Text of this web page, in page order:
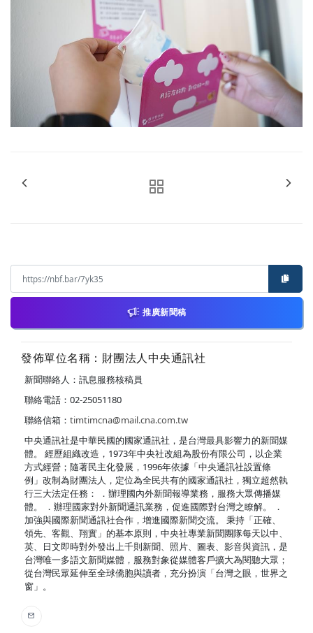
推廣新聞稿
發佈單位名稱：財團法人中央通訊社
新聞聯絡人：訊息服務核稿員
聯絡電話：02-25051180
聯絡信箱： timtimcna@mail.cna.com.tw
中央通訊社是中華民國的國家通訊社，是台灣最具影響力的新聞媒
體。 經歷組織改造，1973年中央社改組為股份有限公司，以企業
方式經營；隨著民主化發展，1996年依據「中央通訊社設置條
例」改制為財團法人，定位為全民共有的國家通訊社，獨立超然執
行三大法定任務： ．辦理國內外新聞報導業務，服務大眾傳播媒
體。 ．辦理國家對外新聞通訊業務，促進國際對台灣之瞭解。 ．
加強與國際新聞通訊社合作，增進國際新聞交流。 秉持「正確、
領先、客觀、翔實」的基本原則，中央社專業新聞團隊每天以中、
英、日文即時對外發出上千則新聞、照片、圖表、影音與資訊，是
台灣唯一多語文新聞媒體，服務對象從媒體客戶擴大為閱聽大眾；
從台灣民眾延伸至全球僑胞與讀者，充分扮演「台灣之眼，世界之
窗」。